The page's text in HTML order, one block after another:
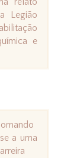
Legião
e
a uma